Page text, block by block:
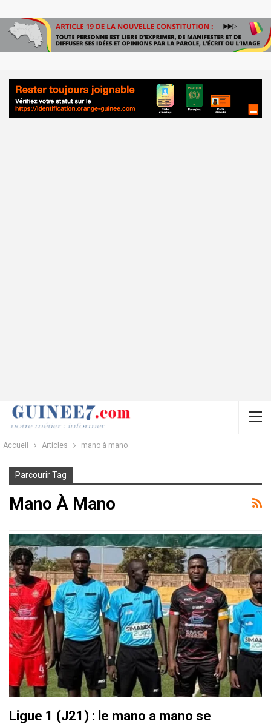
Accueil Articles mano à mano
Parcourir Tag
Mano À Mano
Ligue 1 (J21) : le mano a mano se